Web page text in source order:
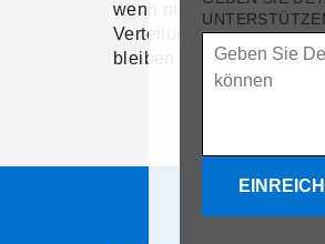
wenn nur wenig Luft
Verteilung aber dennoch
bleiben muss.